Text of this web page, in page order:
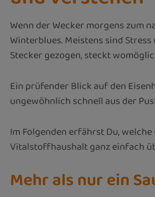
Wenn der Wecker morgens zum
Winterblues. Meistens sind
Stecker gezogen, steckt
Ein prüfender Blick auf den
ungewöhnlich schnell aus der
Im Folgenden erfährst Du,
Vitalstoffhaushalt ganz einfach
Mehr als nur ein